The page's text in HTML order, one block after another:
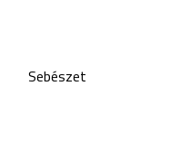
Sebészet